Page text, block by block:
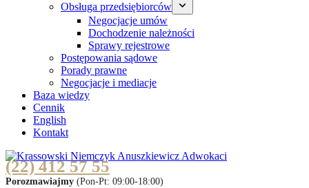
Obsługa przedsiębiorców
Negocjacje umów
Dochodzenie należności
Sprawy rejestrowe
Postępowania sądowe
Porady prawne
Negocjacje i mediacje
Baza wiedzy
Cennik
English
Kontakt
(22) 412 57 55
Porozmawiajmy (Pon-Pt: 09:00-18:00)